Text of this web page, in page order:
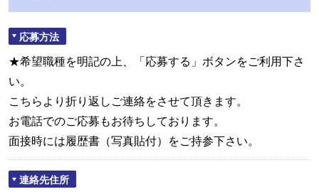
応募方法
★希望職種を明記の上、「応募する」ボタンをご利用下さ
い。
こちらより折り返しご連絡をさせて頂きます。
お電話でのご応募もお待ちしております。
面接時には履歴書（写真貼付）をご持参下さい。
連絡先住所